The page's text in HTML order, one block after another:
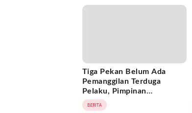
Jambi
Tiga Pekan Belum Ada
Pemanggilan Terduga
Pelaku, Pimpinan
Tajam24jam.com Minta
Atensi Langsung Kapolda
BERITA